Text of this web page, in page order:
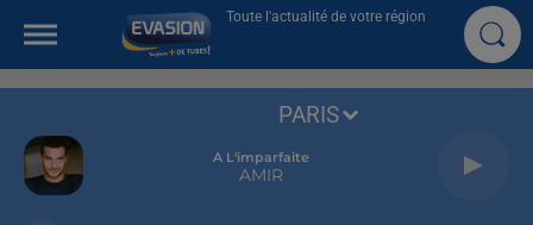
Toute l'actualité de votre région
A L'imparfaite
AMIR
PARIS